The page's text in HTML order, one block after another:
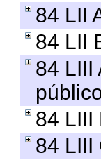
84 LII
84 LII
84 LIII
84 LIII
84 LIII